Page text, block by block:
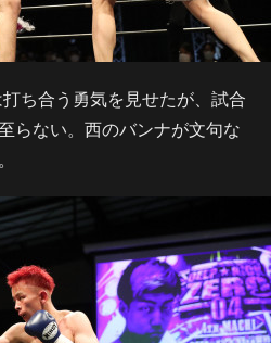
ち合う勇気を見せたが、試合
らない。西のバンナが文句な